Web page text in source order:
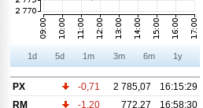
1d 5d 1m 3m 6m 1y
PX -0,71 2 785,07
16:15:29
RM
-1,20 772,27
16:58:30